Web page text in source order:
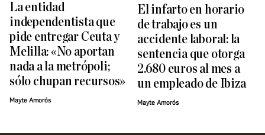
La entidad
independentista que
pide entregar Ceuta y
Melilla: «No aportan
nada a la metrópoli;
sólo chupan recursos»
Mayte Amorós
El infarto en horario
de trabajo es un
accidente laboral: la
sentencia que otorga
2.680 euros al mes a
un empleado de Ibiza
Mayte Amorós